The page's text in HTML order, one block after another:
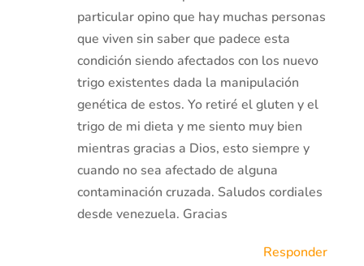
particular opino que hay muchas personas
que viven sin saber que padece esta
condición siendo afectados con los nuevo
trigo existentes dada la manipulación
genética de estos. Yo retiré el gluten y el
trigo de mi dieta y me siento muy bien
mientras gracias a Dios, esto siempre y
cuando no sea afectado de alguna
contaminación cruzada. Saludos cordiales
desde venezuela. Gracias
Responder